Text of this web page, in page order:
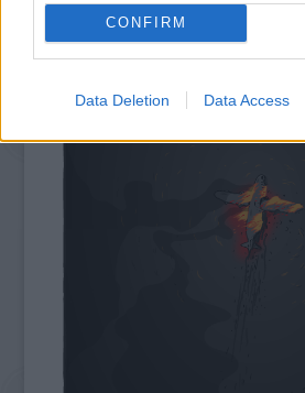
CONFIRM
Data Deletion Data Access